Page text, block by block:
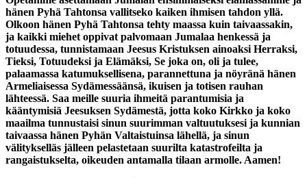
hänen Pyhä Tahtonsa vallitseko kaiken ihmisen tahdon yllä.
Olkoon hänen Pyhä Tahtonsa tehty maassa kuin taivaassakin,
ja kaikki miehet oppivat palvomaan Jumalaa henkessä ja
totuudessa, tunnistamaan Jeesus Kristuksen ainoaksi Herraksi,
Tieksi, Totuudeksi ja Elämäksi, Se joka on, oli ja tulee,
palaamassa katumuksellisena, parannettuna ja nöyränä hänen
Armeliaisessa Sydämessäänsä, ikuisen ja totisen rauhan
lähteessä. Saa meille suuria ihmeitä parantumisia ja
kääntymisiä Jeesuksen Sydämestä, jotta koko Kirkko ja koko
maailma tunnustaisi sinun suurimman valtuutuksesi ja kunnian
taivaassa hänen Pyhän Valtaistuinsa lähellä, ja sinun
välitykselläs jälleen pelastetaan suurilta katastrofeilta ja
rangaistukselta, oikeuden antamalla tilaan armolle. Aamen!